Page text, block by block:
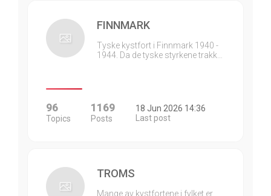
FINNMARK
Tyske kystfort i Finnmark 1940 -
1944. Da de tyske styrkene trakk…
96
Topics
1169
Posts
18 Jun 2026 14:36
Last post
TROMS
Mange av kystfortene i fylket er